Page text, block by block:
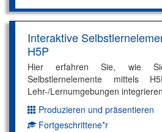
Interaktive
H5P
Hier erfahren Sie, wie
Selbstlernelemente mittels
Lehr-/Lernumgebungen
Dimension:
Produzieren und präsentieren
Kompetenzniveau:
Fortgeschrittene*r